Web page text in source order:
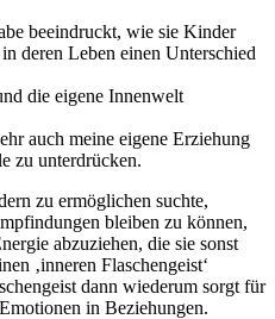
beeindruckt, wie sie Kinder
deren Leben einen Unterschied
die eigene Innenwelt
auch meine eigene Erziehung
zu unterdrücken.
zu ermöglichen suchte,
bleiben zu können,
abzuziehen, die sie sonst
‚inneren Flaschengeist‘
dann wiederum sorgt für
in Beziehungen.